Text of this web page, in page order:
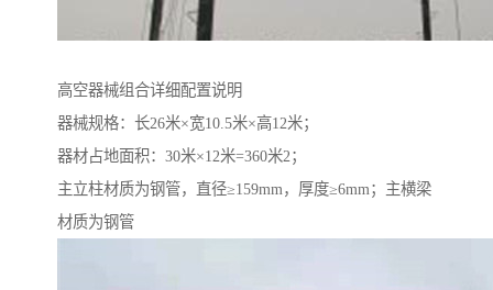
高空器械组合详细配置说明
器械规格：长26米×宽10.5米×高12米；
器材占地面积：30米×12米=360米2；
主立柱材质为钢管，直径≥159mm，厚度≥6mm；主横梁
材质为钢管